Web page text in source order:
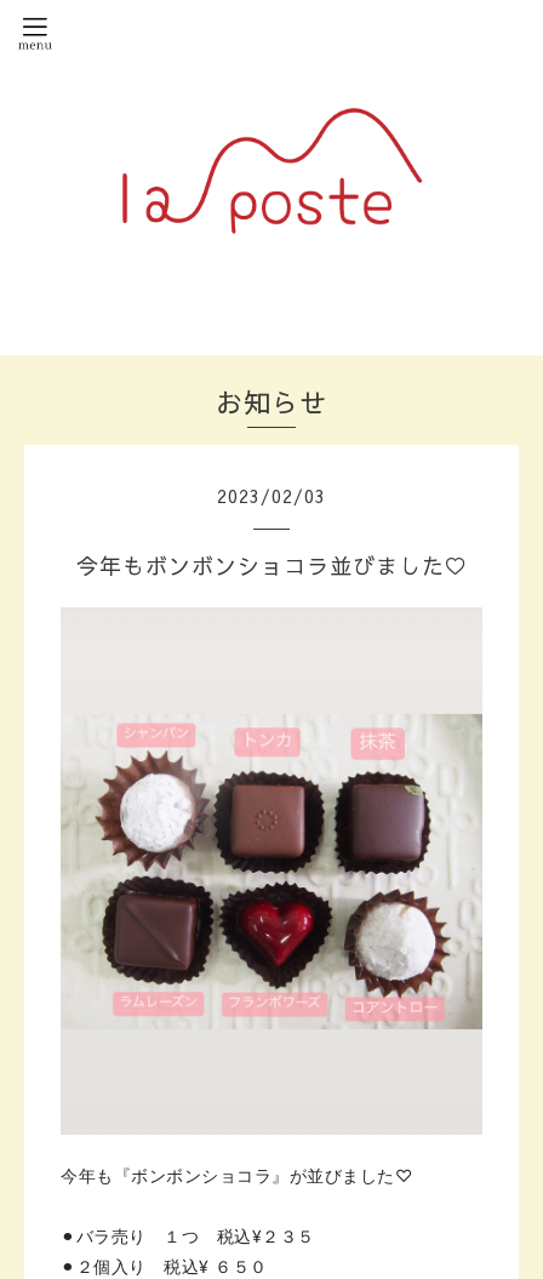
お知らせ
2023 /02/03
今年もボンボンショコラ並びました♡
今年も 『ボンボンショコラ』が並びました♡
⚫︎バラ売り １つ 税込¥２３５
⚫︎２個入り 税込¥ ６５０